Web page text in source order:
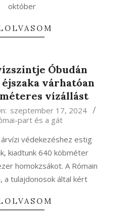
október
Óbudán
várhatóan
vízállást
szeptember 17, 2024
part és a gát
védekezéshez estig
kiadtunk 640 köbméter
homokzsákot. A Rómain
a tulajdonosok által kért